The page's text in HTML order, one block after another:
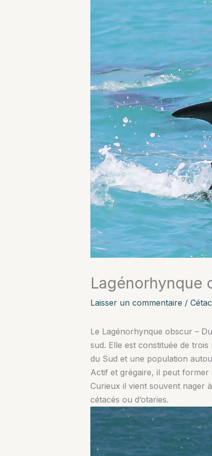
Lagénorhynque
Laisser un commentaire /
Le Lagénorhynque obscur –
sud. Elle est constituée de
du Sud et une population
Actif et grégaire, il peut former
Curieux il vient souvent nager à
cétacés ou d’otaries.